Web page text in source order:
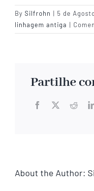
By Silfrohn | 5 de
linhagem antiga |
Partilhe
Facebook
About the Author: